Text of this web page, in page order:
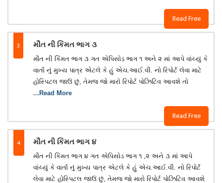
Read Free
3 મૌત ની કિંમત ભાગ ૩
Read Free
મૌત ની કિંમત ભાગ ૩ ગત એપિસોડ ભાગ ૧ અને ૨ માં આપે વાંચ્યું કે
વાર્તા નું મુખ્ય પાત્ર એટલે કે હું એચ.આઈ.વી. નો રિપોર્ટ લેવા માટે
હોસ્પિટલ જાઉં છું, તેમજ જો મારો રિપોર્ટ પોઝિટિવ આવશે તો
...Read More
4 મૌત ની કિંમત ભાગ ૪
મૌત ની કિંમત ભાગ ૪ ગત એપિસોડ ભાગ ૧ ,૨ અને ૩ માં આપે
વાંચ્યું કે વાર્તા નું મુખ્ય પાત્ર એટલે કે હું એચ.આઈ.વી. નો રિપોર્ટ
લેવા માટે હોસ્પિટલ જાઉં છું, તેમજ જો મારો રિપોર્ટ પોઝિટિવ આવશે